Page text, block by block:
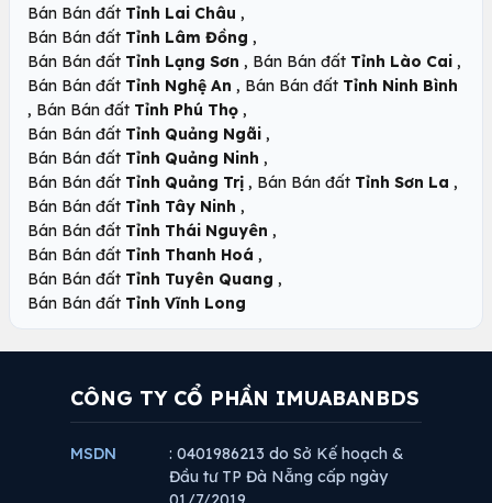
Bán Bán đất Tỉnh Lai Châu ,
Bán Bán đất Tỉnh Lâm Đồng ,
Bán Bán đất Tỉnh Lạng Sơn , Bán Bán đất Tỉnh Lào Cai ,
Bán Bán đất Tỉnh Nghệ An , Bán Bán đất Tỉnh Ninh Bình
, Bán Bán đất Tỉnh Phú Thọ ,
Bán Bán đất Tỉnh Quảng Ngãi ,
Bán Bán đất Tỉnh Quảng Ninh ,
Bán Bán đất Tỉnh Quảng Trị , Bán Bán đất Tỉnh Sơn La ,
Bán Bán đất Tỉnh Tây Ninh ,
Bán Bán đất Tỉnh Thái Nguyên ,
Bán Bán đất Tỉnh Thanh Hoá ,
Bán Bán đất Tỉnh Tuyên Quang ,
Bán Bán đất Tỉnh Vĩnh Long
CÔNG TY CỔ PHẦN IMUABANBDS
MSDN
: 0401986213 do Sở Kế hoạch &
Đầu tư TP Đà Nẵng cấp ngày